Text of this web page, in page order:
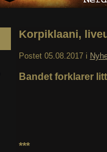
Korpiklaani,
Postet 05.08.2017 i
Bandet forklarer
***